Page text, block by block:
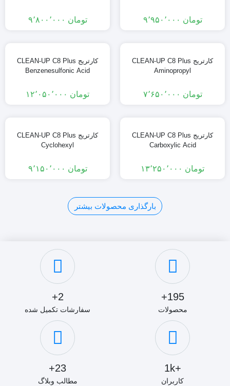
تومان تومان
کارتریج CLEAN-UP C8 Plus
Aminopropyl
تومان
کارتریج CLEAN-UP C8 Plus
Benzenesulfonic Acid
تومان
کارتریج CLEAN-UP C8 Plus
Carboxylic Acid
تومان
کارتریج CLEAN-UP C8 Plus
Cyclohexyl
تومان
2
3
4
بارگذاری محصولات بیشتر
195+
محصولات
2+
سفارشات تکمیل شده
+1k
کاربران
23+
مطالب وبلاگ